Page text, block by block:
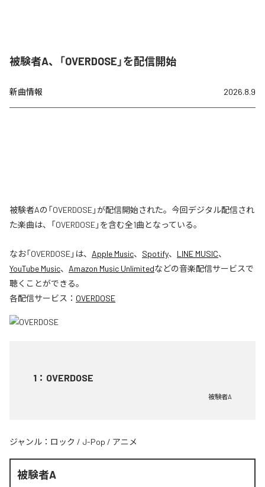
被験者A、「OVERDOSE」を配信開始
新曲情報 2026.8.9
被験者Aの「OVERDOSE」が配信開始された。今回デジタル配信され
た楽曲は、「OVERDOSE」を含む全1曲となっている。
なお「OVERDOSE」は、 Apple Music、 Spotify、 LINE MUSIC、
YouTube Music、 Amazon Music Unlimitedなどの音楽配信サービスで
聴くことができる。
各配信サービス： OVERDOSE
1 ： OVERDOSE
被験者A
ジャンル： ロック / J-Pop / アニメ
被験者A